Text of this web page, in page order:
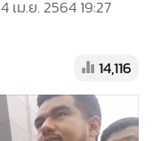
4 เม.ย. 2564 19:27
14,116